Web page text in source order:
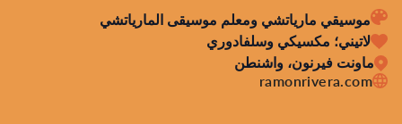
موسيقي مارياتشي ومعلم موسيقى المارياتشي
لاتيني؛ مكسيكي وسلفادوري
ماونت فيرنون، واشنطن
ramonrivera.com